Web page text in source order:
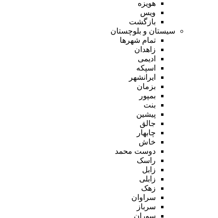
هویزه
ویس
بازگشت
سیستان و بلوچستان
تمام شهر‌ها
زاهدان
ادیمی
اسپکه
ایرانشهر
بزمان
بمپور
بنت
پیشین
جالق
چابهار
خاش
دوست محمد
راسک
زابل
زابلی
زهک
سراوان
سرباز
سوران